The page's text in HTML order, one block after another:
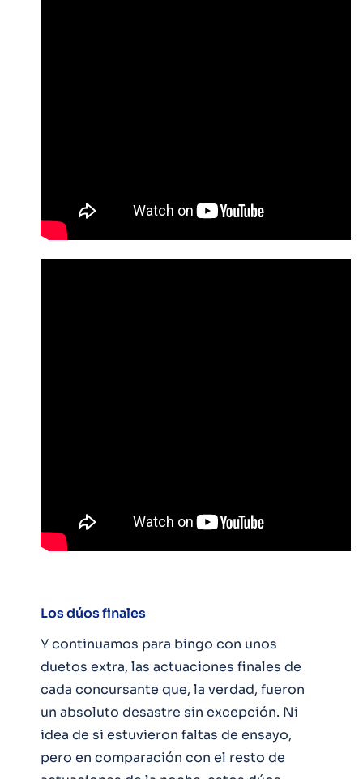
Los dúos finales
Y continuamos para bingo con unos
duetos extra, las actuaciones finales de
cada concursante que, la verdad, fueron
un absoluto desastre sin excepción. Ni
idea de si estuvieron faltas de ensayo,
pero en comparación con el resto de